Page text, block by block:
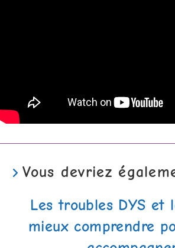
Vous devriez
Les troubles DYS et
mieux comprendre